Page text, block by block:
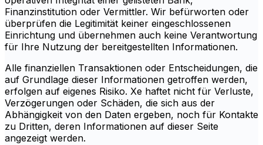
Finanzinstitution oder Vermittler. Wir befürworten oder
überprüfen die Legitimität keiner eingeschlossenen
Einrichtung und übernehmen auch keine Verantwortung
für Ihre Nutzung der bereitgestellten Informationen.
Alle finanziellen Transaktionen oder Entscheidungen, die
auf Grundlage dieser Informationen getroffen werden,
erfolgen auf eigenes Risiko. Xe haftet nicht für Verluste,
Verzögerungen oder Schäden, die sich aus der
Abhängigkeit von den Daten ergeben, noch für Kontakte
zu Dritten, deren Informationen auf dieser Seite
angezeigt werden.